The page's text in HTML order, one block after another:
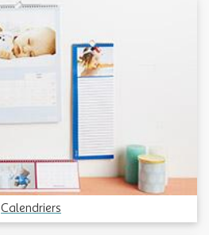
Calendriers